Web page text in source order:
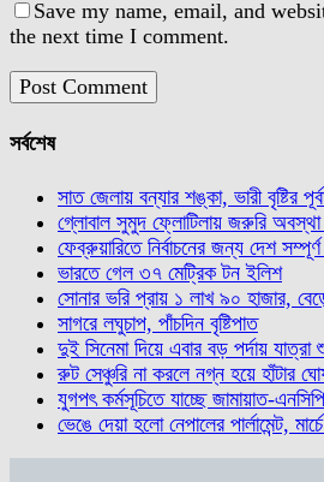
Save my name, email, and
the next time I comment.
সর্বশেষ
সাত জেলায় বন্যার শঙ্কা, ভারী বৃষ্টির
গ্লোবাল সুমুদ ফ্লোটিলায় জরুরি অবস্থা
ফেব্রুয়ারিতে নির্বাচনের জন্য দেশ
ভারতে গেল ৩৭ মেট্রিক টন ইলিশ
সোনার ভরি প্রায় ১ লাখ ৯০ হাজার,
সাগরে লঘুচাপ, পাঁচদিন বৃষ্টিপাত
দুই সিনেমা দিয়ে এবার বড় পর্দায়
রুট সেঞ্চুরি না করলে নগ্ন হয়ে হাঁটার
যুগপৎ কর্মসূচিতে যাচ্ছে জামায়াত-
ভেঙে দেয়া হলো নেপালের পার্লামেন্ট, মার্চে